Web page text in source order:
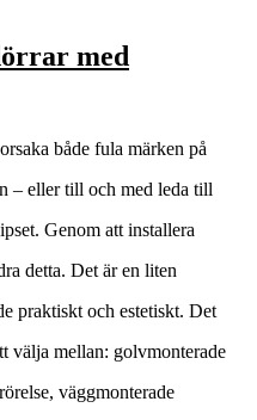
med
både fula märken på
– eller till och med leda till
Genom att installera
detta. Det är en liten
praktiskt och estetiskt. Det
välja mellan: golvmonterade
väggmonterade